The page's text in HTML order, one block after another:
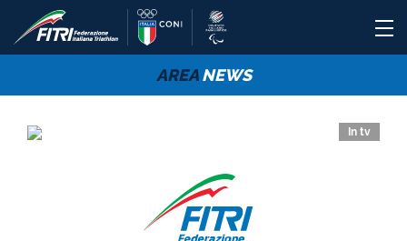
AREANEWS
In tv